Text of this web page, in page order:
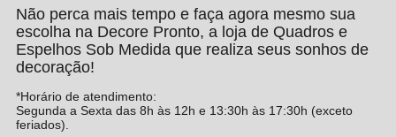
Não perca mais tempo e faça agora mesmo sua
escolha na Decore Pronto, a loja de Quadros e
Espelhos Sob Medida que realiza seus sonhos de
decoração!
*Horário de atendimento:
Segunda a Sexta das 8h às 12h e 13:30h às 17:30h (exceto
feriados).